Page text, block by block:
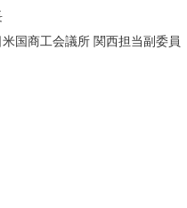
国商工会議所 関西担当副委員